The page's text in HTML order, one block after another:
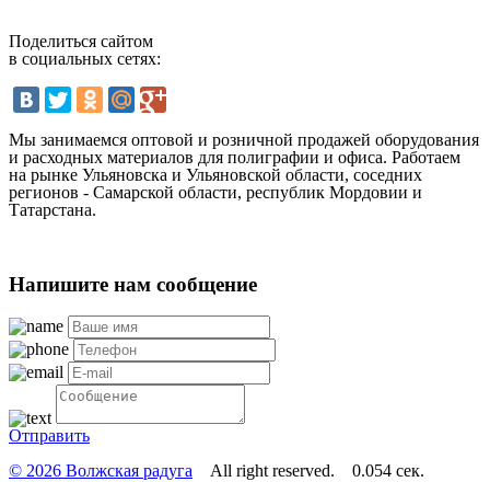
Поделиться сайтом
в социальных сетях:
Мы занимаемся оптовой и розничной продажей оборудования
и расходных материалов для полиграфии и офиса. Работаем
на рынке Ульяновска и Ульяновской области, соседних
регионов - Самарской области, республик Мордовии и
Татарстана.
Напишите нам сообщение
Отправить
© 2026 Волжская радуга All right reserved. 0.054 сек.